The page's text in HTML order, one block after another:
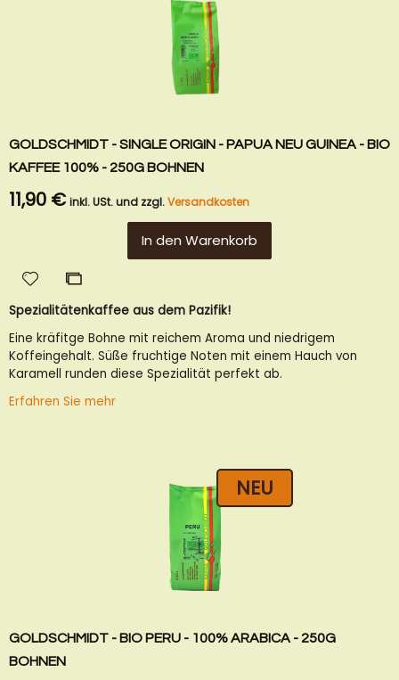
GOLDSCHMIDT - SINGLE ORIGIN - PAPUA NEU GUINEA - BIO
KAFFEE 100% - 250G BOHNEN
11,90 € inkl. USt. und zzgl.Versandkosten
In den Warenkorb
Zur
hinzufügen
Zur
hinzufügen
Spezialitätenkaffee aus dem Pazifik!
Eine kräfitge Bohne mit reichem Aroma und niedrigem
Koffeingehalt. Süße fruchtige Noten mit einem Hauch von
Karamell runden diese Spezialität perfekt ab.
Erfahren Sie mehr
NEU
GOLDSCHMIDT - BIO PERU - 100% ARABICA - 250G
BOHNEN